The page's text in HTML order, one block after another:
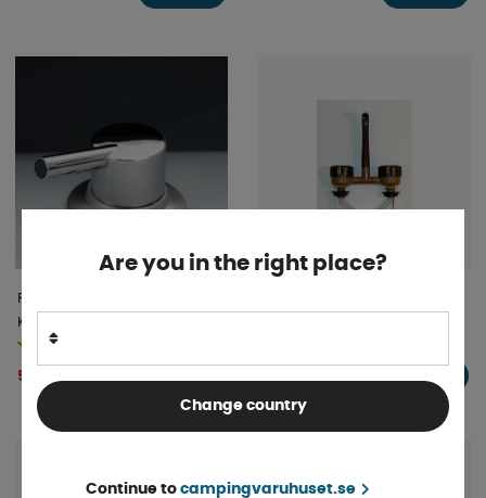
Reich Blandare Trend A
Kallvatten Uniquick
Finns i lager
503 kr
Are you in the right place?
Change country
Continue to campingvaruhuset.se